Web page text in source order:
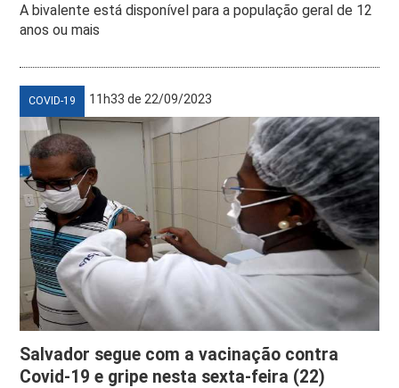
A bivalente está disponível para a população geral de 12
anos ou mais
COVID-19 11h33 de 22/09/2023
Salvador segue com a vacinação contra
Covid-19 e gripe nesta sexta-feira (22)